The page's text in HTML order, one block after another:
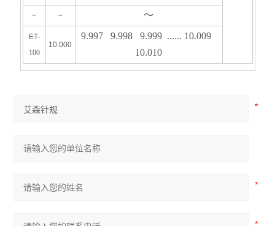
~ ~ ～
ET-
100
10.000
9.997 9.998 9.999 ...... 10.009
10.010